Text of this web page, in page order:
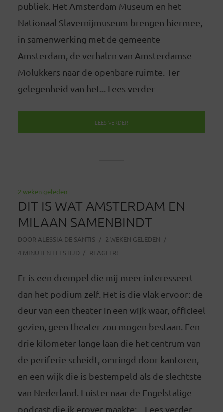
publiek. Het Amsterdam Museum en het
Nationaal Slavernijmuseum brengen hiermee,
in samenwerking met de gemeente
Amsterdam, de verhalen van Amsterdamse
Molukkers naar de openbare ruimte. Ter
gelegenheid van het... Lees verder
LEES VERDER
2 weken geleden
DIT IS WAT AMSTERDAM EN
MILAAN SAMENBINDT
DOOR ALESSIA DE SANTIS
2 WEKEN GELEDEN
4 MINUTEN LEESTIJD
REAGEER!
Er is een drempel die mij meer interesseert
dan het podium zelf. Het is die vlak ervoor: de
deur van een theater in een wijk waar, officieel
gezien, geen theater zou mogen bestaan. Een
drie kilometer lange laan die het centrum van
de periferie scheidt, omringd door kantoren,
en een wijk die is bestempeld als de slechtste
van Nederland. Luister naar de Engelstalige
podcast die ik erover maakte:... Lees verder